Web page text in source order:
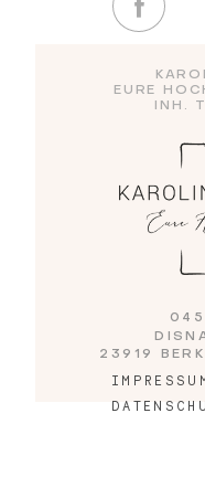
EURE
INH.
23919